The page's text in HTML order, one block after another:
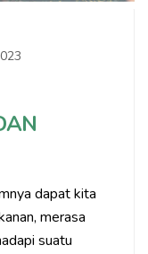
dapat kita
merasa
suatu